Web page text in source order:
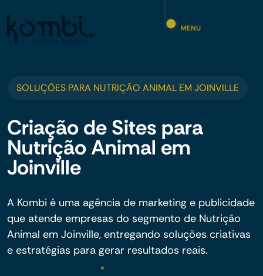
MENU
SOLUÇÕES PARA NUTRIÇÃO ANIMAL EM JOINVILLE
Criação de Sites para
Nutrição Animal em
Joinville
A Kombi é uma agência de marketing e publicidade
que atende empresas do segmento de Nutrição
Animal em Joinville, entregando soluções criativas
e estratégias para gerar resultados reais.